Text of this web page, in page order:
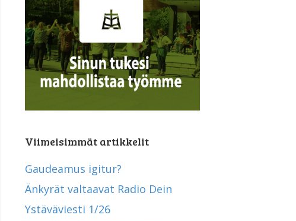
Viimeisimmät artikkelit
Gaudeamus igitur?
Änkyrät valtaavat Radio Dein
Ystäväviesti 1/26